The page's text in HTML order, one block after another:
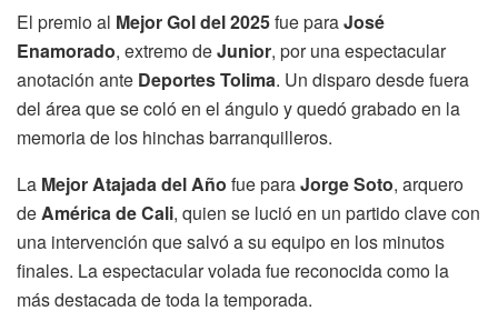
El premio al Mejor Gol del 2025fue paraJosé
Enamorado, extremo deJunior, por una espectacular
anotación ante Deportes Tolima. Un disparo desde fuera
del área que se coló en el ángulo y quedó grabado en la
memoria de los hinchas barranquilleros.
La Mejor Atajada del Año fue paraJorge Soto, arquero
deAmérica de Cali, quien se lució en un partido clave con
una intervención que salvó a su equipo en los minutos
finales. La espectacular volada fue reconocida como la
más destacada de toda la temporada.